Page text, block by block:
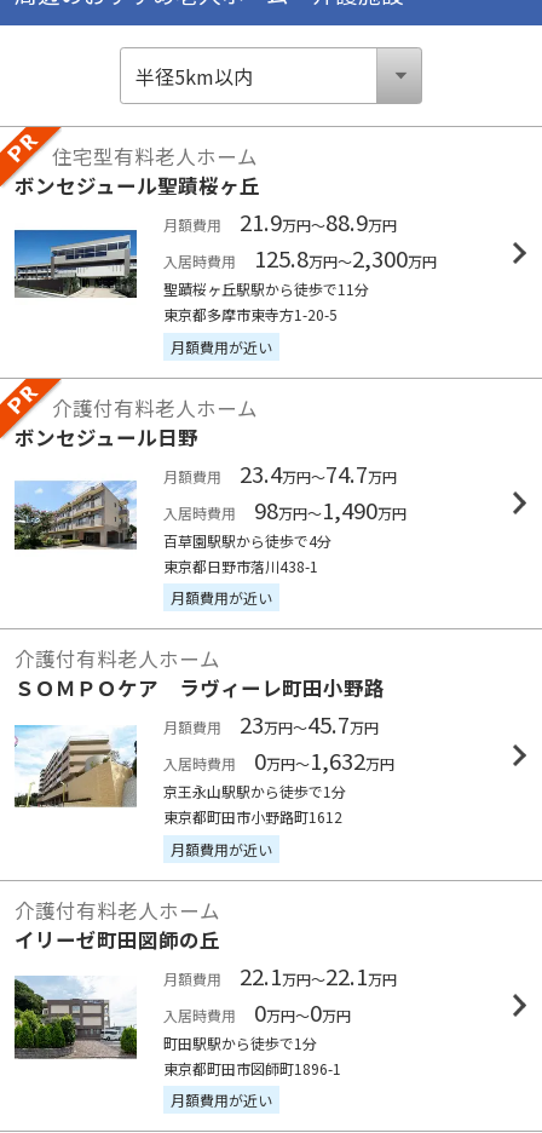
住宅型有料老人ホーム
ボンセジュール聖蹟桜ヶ丘
月額費用 21.9万円～88.9万円
入居時費用
125.8万円～2,300万円
聖蹟桜ヶ丘駅駅から徒歩で11分
東京都多摩市東寺方1-20-5
月額費用が近い
介護付有料老人ホーム
ボンセジュール日野
月額費用 23.4万円～74.7万円
入居時費用
98万円～1,490万円
百草園駅駅から徒歩で4分
東京都日野市落川438-1
月額費用が近い
介護付有料老人ホーム
ＳＯＭＰＯケア ラヴィーレ町田小野路
月額費用 23万円～45.7万円
入居時費用
0万円～1,632万円
京王永山駅駅から徒歩で1分
東京都町田市小野路町1612
月額費用が近い
介護付有料老人ホーム
イリーゼ町田図師の丘
月額費用 22.1万円～22.1万円
入居時費用
0万円～0万円
町田駅駅から徒歩で1分
東京都町田市図師町1896-1
月額費用が近い